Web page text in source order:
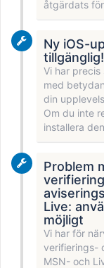
åtgärdats
Ny iOS-
tillgänglig!
Vi har
med
din
Om du inte
installera
Problem
Live:
möjligt
Vi har för
verifierings-
MSN- och